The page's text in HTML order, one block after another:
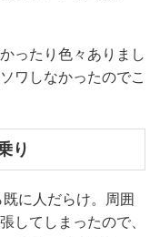
ったり色々ありまし
ワしなかったのでこ
り
に人だらけ。周囲
してしまったので、